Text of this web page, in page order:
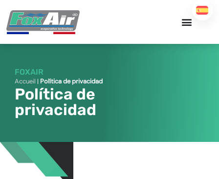
contenido
FOXAIR
Accueil | Política de privacidad
Política de
privacidad